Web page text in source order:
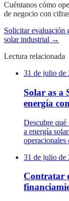
Cuéntanos cómo
de negocio con
Solicitar evaluación
solar industrial →
Lectura relacionada
31 de julio de
Solar as a
energía
Descubre qué
a energía
operacionales
31 de julio de
Contratar